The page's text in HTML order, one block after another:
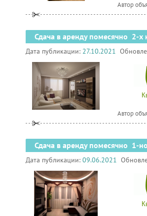
Автор
Сдача в аренду помесячно 2-х
Дата публикации: 27.10.2021
Автор
Сдача в аренду помесячно 1-
Дата публикации: 09.06.2021